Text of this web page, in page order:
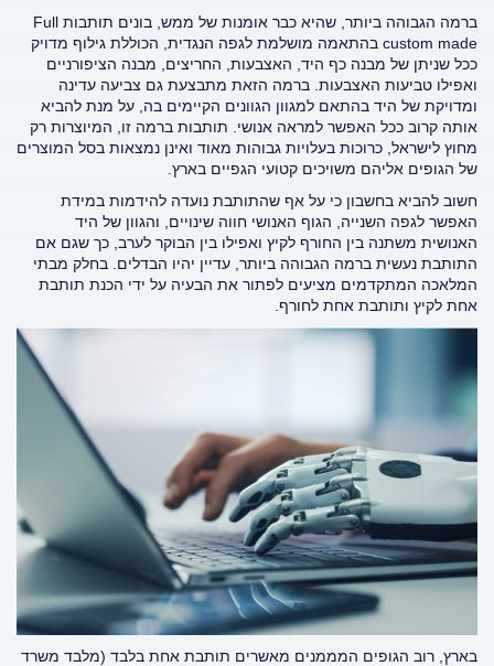
ברמה הגבוהה ביותר, שהיא כבר אומנות של ממש, בונים תותבות Full
custom made בהתאמה מושלמת לגפה הנגדית, הכוללת גילוף מדויק
ככל שניתן של מבנה כף היד, האצבעות, החריצים, מבנה הציפורניים
ואפילו טביעות האצבעות. ברמה הזאת מתבצעת גם צביעה עדינה
ומדויקת של היד בהתאם למגוון הגוונים הקיימים בה, על מנת להביא
אותה קרוב ככל האפשר למראה אנושי. תותבות ברמה זו, המיוצרות רק
מחוץ לישראל, כרוכות בעלויות גבוהות מאוד ואינן נמצאות בסל המוצרים
של הגופים אליהם משויכים קטועי הגפיים בארץ.
חשוב להביא בחשבון כי על אף שהתותבת נועדה להידמות במידת
האפשר לגפה השנייה, הגוף האנושי חווה שינויים, והגוון של היד
האנושית משתנה בין החורף לקיץ ואפילו בין הבוקר לערב, כך שגם אם
התותבת נעשית ברמה הגבוהה ביותר, עדיין יהיו הבדלים. בחלק מבתי
המלאכה המתקדמים מציעים לפתור את הבעיה על ידי הכנת תותבת
אחת לקיץ ותותבת אחת לחורף.
בארץ, רוב הגופים המממנים מאשרים תותבת אחת בלבד (מלבד משרד